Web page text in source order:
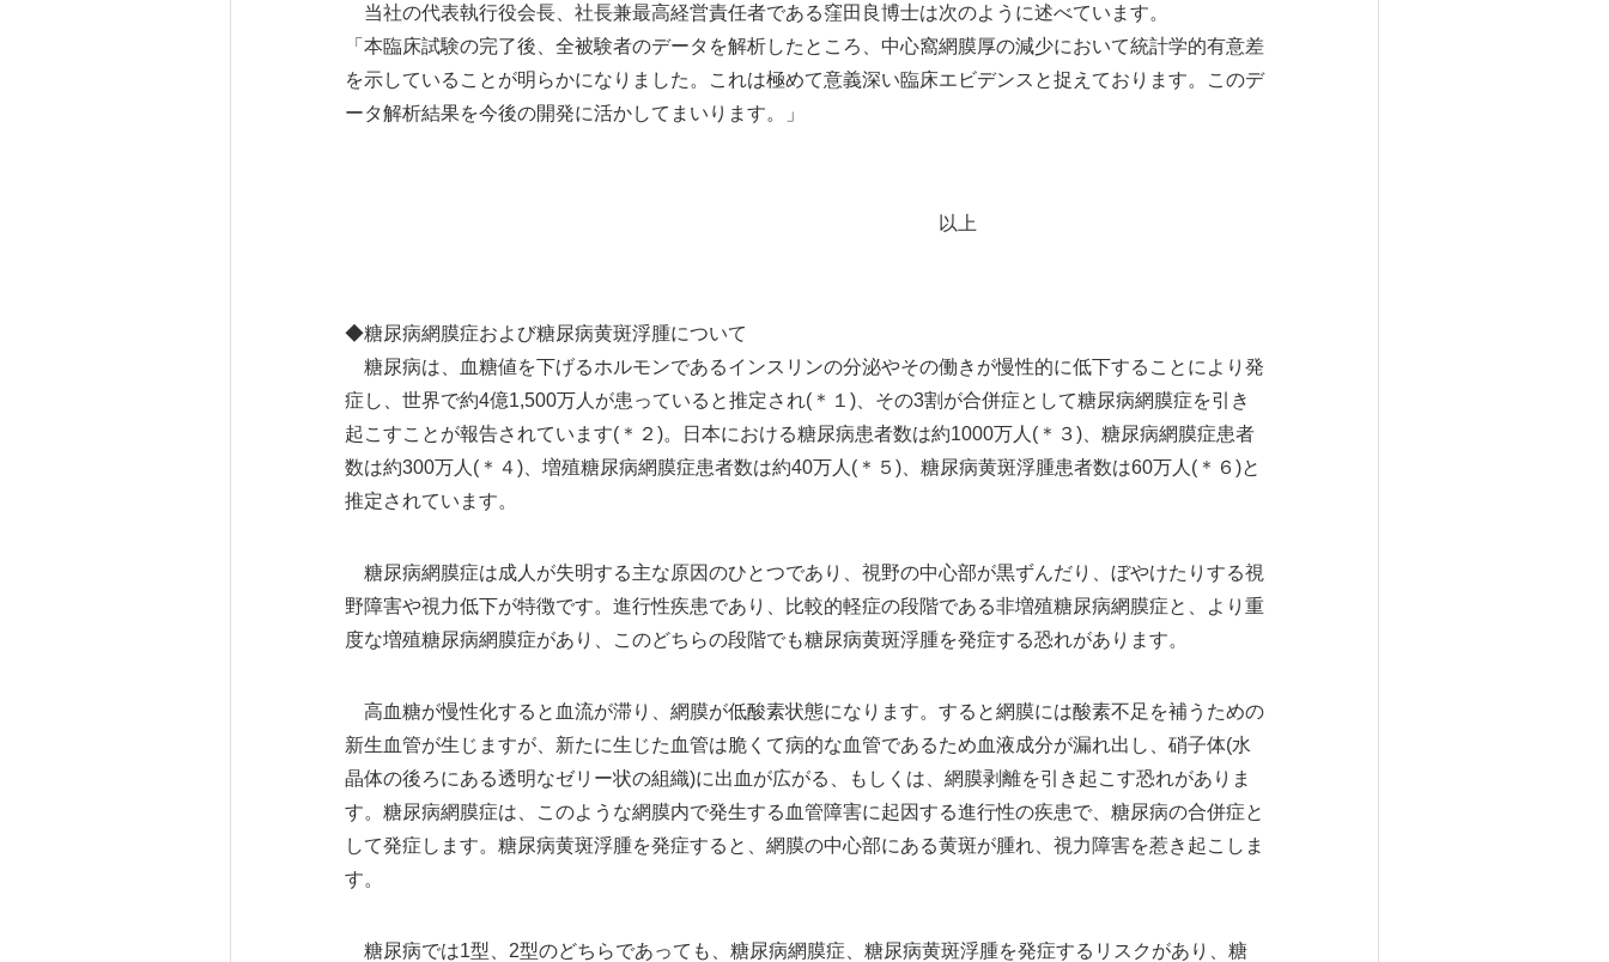
当社の代表執行役会長、社長兼最高経営責任者である窪田良博士は次のように述べています。
「本臨床試験の完了後、全被験者のデータを解析したところ、中心窩網膜厚の減少において統計学的有意差
を示していることが明らかになりました。これは極めて意義深い臨床エビデンスと捉えております。このデ
ータ解析結果を今後の開発に活かしてまいります。」
以上
◆糖尿病網膜症および糖尿病黄斑浮腫について
糖尿病は、血糖値を下げるホルモンであるインスリンの分泌やその働きが慢性的に低下することにより発
症し、世界で約4億1,500万人が患っていると推定され(＊１)、その3割が合併症として糖尿病網膜症を引き
起こすことが報告されています(＊２)。日本における糖尿病患者数は約1000万人(＊３)、糖尿病網膜症患者
数は約300万人(＊４)、増殖糖尿病網膜症患者数は約40万人(＊５)、糖尿病黄斑浮腫患者数は60万人(＊６)と
推定されています。
糖尿病網膜症は成人が失明する主な原因のひとつであり、視野の中心部が黒ずんだり、ぼやけたりする視
野障害や視力低下が特徴です。進行性疾患であり、比較的軽症の段階である非増殖糖尿病網膜症と、より重
度な増殖糖尿病網膜症があり、このどちらの段階でも糖尿病黄斑浮腫を発症する恐れがあります。
高血糖が慢性化すると血流が滞り、網膜が低酸素状態になります。すると網膜には酸素不足を補うための
新生血管が生じますが、新たに生じた血管は脆くて病的な血管であるため血液成分が漏れ出し、硝子体(水
晶体の後ろにある透明なゼリー状の組織)に出血が広がる、もしくは、網膜剥離を引き起こす恐れがありま
す。糖尿病網膜症は、このような網膜内で発生する血管障害に起因する進行性の疾患で、糖尿病の合併症と
して発症します。糖尿病黄斑浮腫を発症すると、網膜の中心部にある黄斑が腫れ、視力障害を惹き起こしま
す。
糖尿病では1型、2型のどちらであっても、糖尿病網膜症、糖尿病黄斑浮腫を発症するリスクがあり、糖
English